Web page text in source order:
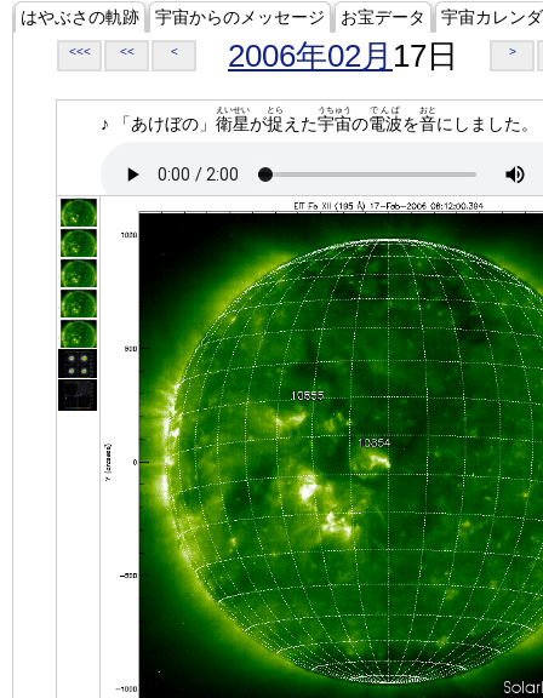
はやぶさの軌跡 宇宙からのメッセージ お宝データ 宇宙カレン
<<< << < 2006年02月 17日 >
♪ 「あけぼの」 衛星
えいせい
が捉
とら
えた宇宙
うちゅう
の電波
でんぱ
を音
おと
にしました。